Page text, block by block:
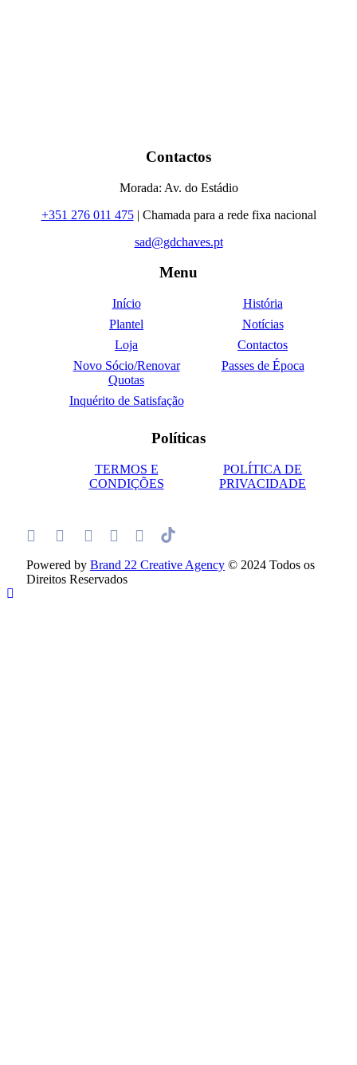
Contactos
Morada: Av. do Estádio
+351 276 011 475| Chamada para a rede fixa nacional
sad@gdchaves.pt
Menu
Início
História
Plantel
Notícias
Loja
Contactos
Novo Sócio/Renovar
Quotas
Passes de Época
Inquérito de Satisfação
Políticas
TERMOS E
CONDIÇÕES
POLÍTICA DE
PRIVACIDADE
Powered by Brand 22 Creative Agency © 2024 Todos os
Direitos Reservados